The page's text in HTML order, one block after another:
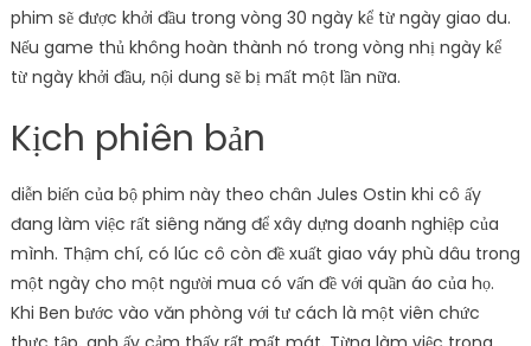
phim sẽ được khởi đầu trong vòng 30 ngày kể từ ngày giao du.
Nếu game thủ không hoàn thành nó trong vòng nhị ngày kể
từ ngày khởi đầu, nội dung sẽ bị mất một lần nữa.
Kịch phiên bản
diễn biến của bộ phim này theo chân Jules Ostin khi cô ấy
đang làm việc rất siêng năng để xây dựng doanh nghiệp của
mình. Thậm chí, có lúc cô còn đề xuất giao váy phù dâu trong
một ngày cho một người mua có vấn đề với quần áo của họ.
Khi Ben bước vào văn phòng với tư cách là một viên chức